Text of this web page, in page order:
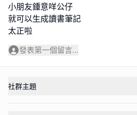
小朋友鍾意咩公仔
就可以生成讀書筆記
太正啦
發表第一個留言...
社群主題